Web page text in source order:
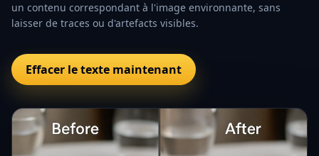
un contenu correspondant à l'image environnante, sans
laisser de traces ou d'artefacts visibles.
Effacer le texte maintenant